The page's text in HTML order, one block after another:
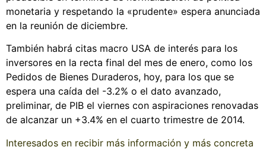
monetaria y respetando la «prudente» espera anunciada
en la reunión de diciembre.
También habrá citas macro USA de interés para los
inversores en la recta final del mes de enero, como los
Pedidos de Bienes Duraderos, hoy, para los que se
espera una caída del -3.2% o el dato avanzado,
preliminar, de PIB el viernes con aspiraciones renovadas
de alcanzar un +3.4% en el cuarto trimestre de 2014.
Interesados en recibir más información y más concreta